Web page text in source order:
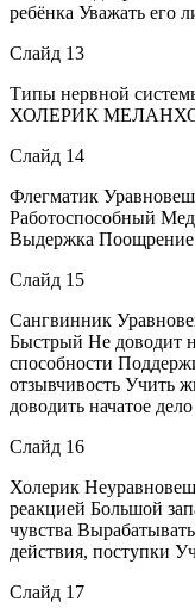
ребёнка Уважать его
Слайд 13
Типы нервной
ХОЛЕРИК
Слайд 14
Флегматик
Работоспособный
Выдержка Поощрение
Слайд 15
Сангвинник
Быстрый Не доводит
способности
отзывчивость Учить
доводить начатое
Слайд 16
Холерик
реакцией Большой
чувства
действия, поступки
Слайд 17